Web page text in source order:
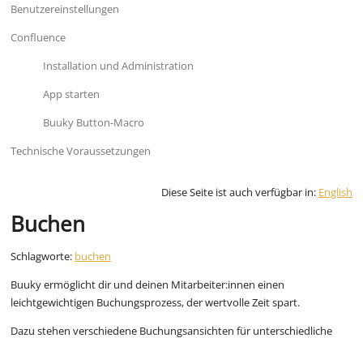
Benutzereinstellungen
Confluence
Installation und Administration
App starten
Buuky Button-Macro
Technische Voraussetzungen
Diese Seite ist auch verfügbar in: English
Buchen
Schlagworte: buchen
Buuky ermöglicht dir und deinen Mitarbeiter:innen einen
leichtgewichtigen Buchungsprozess, der wertvolle Zeit spart.
Dazu stehen verschiedene Buchungsansichten für unterschiedliche